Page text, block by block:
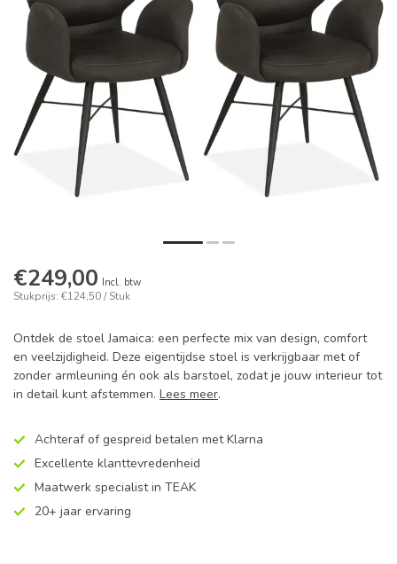
€249,00 Incl. btw
Stukprijs: €124,50 / Stuk
Ontdek de stoel Jamaica: een perfecte mix van design, comfort
en veelzijdigheid. Deze eigentijdse stoel is verkrijgbaar met of
zonder armleuning én ook als barstoel, zodat je jouw interieur tot
in detail kunt afstemmen. Lees meer.
Achteraf of gespreid betalen met Klarna
Excellente klanttevredenheid
Maatwerk specialist in TEAK
20+ jaar ervaring